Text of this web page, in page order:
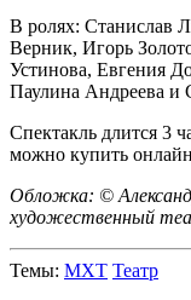
В ролях: Станислав
Верник, Игорь
Устинова, Евгения
Паулина Андреева и
Спектакль длится 3
можно купить
Обложка: ©
художественный
Темы: МХТ Театр